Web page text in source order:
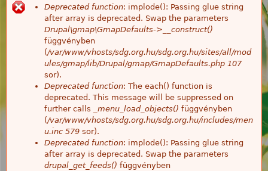
Hibaüzenet
Deprecated function: implode(): Passing glue string
after array is deprecated. Swap the parameters
Drupal\gmap\GmapDefaults->__construct()
függvényben
(/var/www/vhosts/sdg.org.hu/sdg.org.hu/sites/all/mod
ules/gmap/lib/Drupal/gmap/GmapDefaults.php 107
sor).
Deprecated function: The each() function is
deprecated. This message will be suppressed on
further calls
_menu_load_objects() függvényben
(/var/www/vhosts/sdg.org.hu/sdg.org.hu/includes/men
u.inc 579 sor).
Deprecated function: implode(): Passing glue string
after array is deprecated. Swap the parameters
drupal_get_feeds() függvényben